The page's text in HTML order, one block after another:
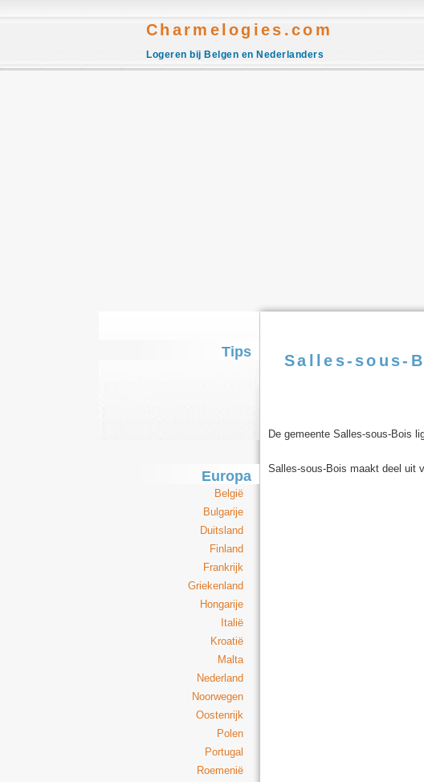
Charmelogies.com
Logeren bij Belgen en Nederlanders
Tips
Europa
België
Bulgarije
Duitsland
Finland
Frankrijk
Griekenland
Hongarije
Italië
Kroatië
Malta
Nederland
Noorwegen
Oostenrijk
Polen
Portugal
Roemenië
Salles-sous-
De gemeente Salles-sous-Bois
Salles-sous-Bois maakt deel uit